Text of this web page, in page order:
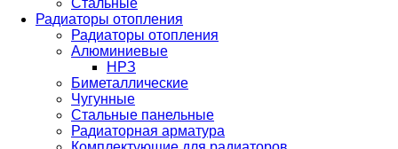
Стальные
Радиаторы отопления
Радиаторы отопления
Алюминиевые
НРЗ
Биметаллические
Чугунные
Стальные панельные
Радиаторная арматура